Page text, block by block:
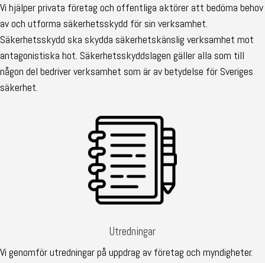
Vi hjälper privata företag och offentliga aktörer att bedöma behov
av och utforma säkerhetsskydd för sin verksamhet.
Säkerhetsskydd ska skydda säkerhetskänslig verksamhet mot
antagonistiska hot. Säkerhetsskyddslagen gäller alla som till
någon del bedriver verksamhet som är av betydelse för Sveriges
säkerhet.
Utredningar
Vi genomför utredningar på uppdrag av företag och myndigheter.